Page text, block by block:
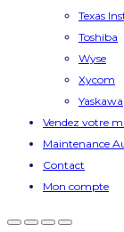
Texas
Toshiba
Wyse
Xycom
Yaskawa
Vendez votre
Maintenance
Contact
Mon compte